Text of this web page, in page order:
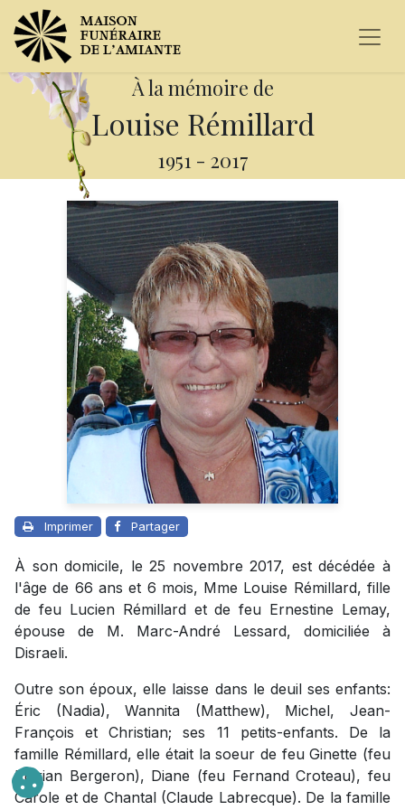
À la mémoire de
Louise Rémillard
1951 - 2017
Imprimer Partager
À son domicile, le 25 novembre 2017, est décédée à
l'âge de 66 ans et 6 mois, Mme Louise Rémillard, fille
de feu Lucien Rémillard et de feu Ernestine Lemay,
épouse de M. Marc-André Lessard, domiciliée à
Disraeli.
Outre son époux, elle laisse dans le deuil ses enfants:
Éric (Nadia), Wannita (Matthew), Michel, Jean-
François et Christian; ses 11 petits-enfants. De la
famille Rémillard, elle était la soeur de feu Ginette (feu
Florian Bergeron), Diane (feu Fernand Croteau), feu
Carole et de Chantal (Claude Labrecque). De la famille